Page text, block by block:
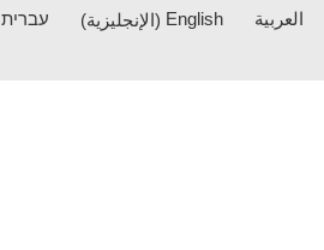
العربية English
(الإنجليزية) עברית